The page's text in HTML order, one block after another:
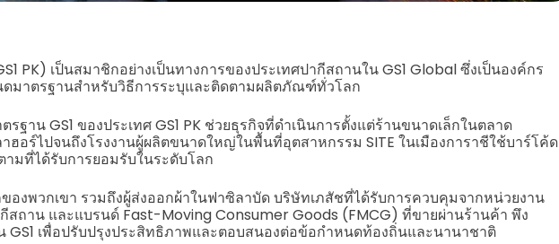
PK) เป็นสมาชิกอย่างเป็นทางการของประเทศปากีสถานใน GS1 Global ซึ่งเป็นองค์กร
มาตรฐานสำหรับวิธีการระบุและติดตามผลิตภัณฑ์ทั่วโลก
รฐาน GS1 ของประเทศ GS1 PK ช่วยธุรกิจที่ดำเนินการตั้งแต่ร้านขนาดเล็กในตลาด
ฮอร์ไปจนถึงโรงงานผู้ผลิตขนาดใหญ่ในพื้นที่อุตสาหกรรม SITE ในเมืองการาชีใช้บาร์โค้ด
ามที่ได้รับการยอมรับในระดับโลก
องพวกเขา รวมถึงผู้ส่งออกผ้าในฟาซิลาบัด บริษัทเภสัชที่ได้รับการควบคุมจากหน่วยงาน
สถาน และแบรนด์ Fast-Moving Consumer Goods (FMCG) ที่ขายผ่านร้านค้า พึง
GS1 เพื่อปรับปรุงประสิทธิภาพและตอบสนองต่อข้อกำหนดท้องถิ่นและนานาชาติ